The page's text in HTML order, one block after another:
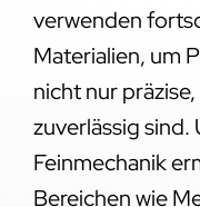
verwenden
Materialien, um
nicht nur
zuverlässig sind.
Feinmechanik
Bereichen wie